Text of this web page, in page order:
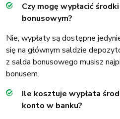
Czy mogę wypłacić
bonusowym?
Nie, wypłaty są dostępne
się na głównym saldzie
z salda bonusowego musisz
bonusem.
Ile kosztuje wypłata
konto w banku?